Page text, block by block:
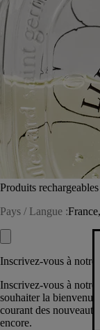
Produits rechargeables
Pays / Langue :
Inscrivez-vous à notre
Inscrivez-vous à notre
souhaiter la
courant des
encore.